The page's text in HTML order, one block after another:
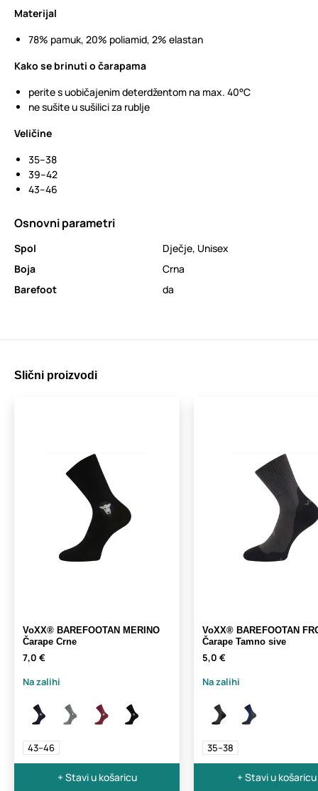
Materijal
78% pamuk, 20% poliamid, 2% elastan
Kako se brinuti o čarapama
perite s uobičajenim deterdžentom na max. 40°C
ne sušite u sušilici za rublje
Veličine
35–38
39–42
43–46
Osnovni parametri
Spol Dječje, Unisex
Boja
Crna
Barefoot
da
Slični proizvodi
VoXX® BAREFOOTAN MERINO
Čarape Crne
7,0 €
Na zalihi
43–46
+ Stavi u košaricu
VoXX® BAREFOOTAN
Čarape Tamno sive
5,0 €
Na zalihi
35–38
+ Stavi u košaricu